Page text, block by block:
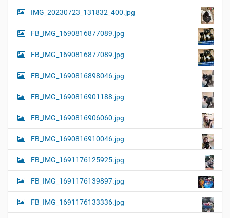
IMG_20230723_131832_400.jpg
FB_IMG_1690816877089.jpg
FB_IMG_1690816877089.jpg
FB_IMG_1690816898046.jpg
FB_IMG_1690816901188.jpg
FB_IMG_1690816906060.jpg
FB_IMG_1690816910046.jpg
FB_IMG_1691176125925.jpg
FB_IMG_1691176139897.jpg
FB_IMG_1691176133336.jpg